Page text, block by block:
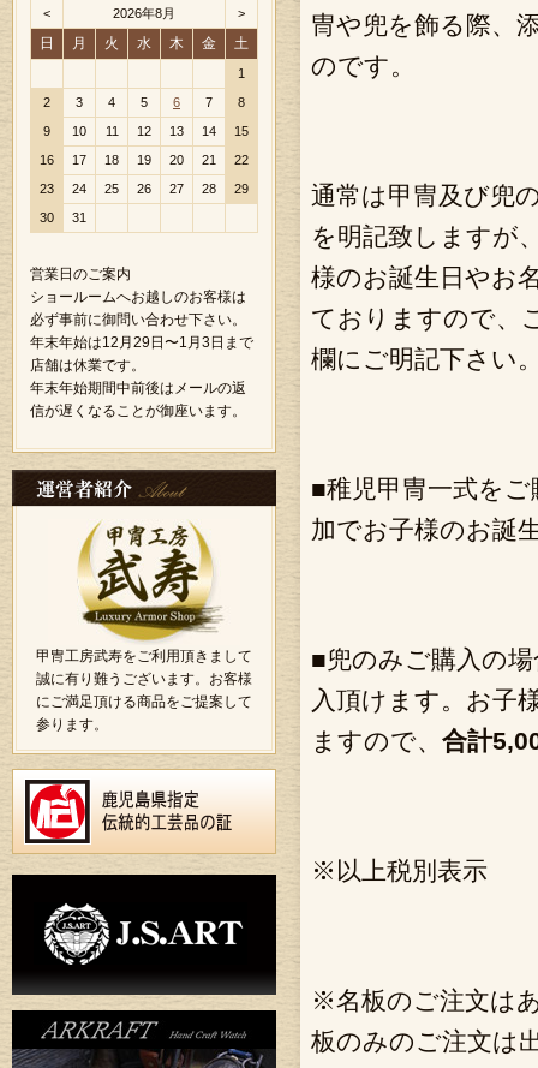
冑や兜を飾る際、
のです。
通常は甲冑及び兜
を明記致しますが
様のお誕生日やお
ておりますので、
欄にご明記下さい
■稚児甲冑一式を
加でお子様のお誕
■兜のみご購入の
入頂けます。お子
ますので、 合計
※以上税別表示
※名板のご注文は
板のみのご注文は
< 2026年8月 >
日 月 火 水 木 金 土
1
2
3 4 5 6 7
8
9
10 11 12 13 14
15
16
17 18 19 20 21
22
23
24 25 26 27 28
29
30
31
営業日のご案内
ショールームへお越しのお客様は
必ず事前に御問い合わせ下さい。
年末年始は12月29日〜1月3日まで
店舗は休業です。
年末年始期間中前後はメールの返
信が遅くなることが御座います。
甲冑工房武寿をご利用頂きまして
誠に有り難うございます。お客様
にご満足頂ける商品をご提案して
参ります。